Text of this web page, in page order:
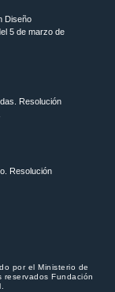
Diseño
5 de marzo de
Resolución
Resolución
por el Ministerio de
Fundación